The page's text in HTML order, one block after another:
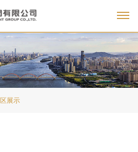
展示